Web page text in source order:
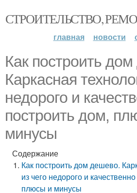
СТРОИТЕЛЬСТВО,
главная новости
Как построить
Каркасная
недорого и
построить дом,
минусы
Содержание
Как построить дом дешево.
из чего недорого и
плюсы и минусы